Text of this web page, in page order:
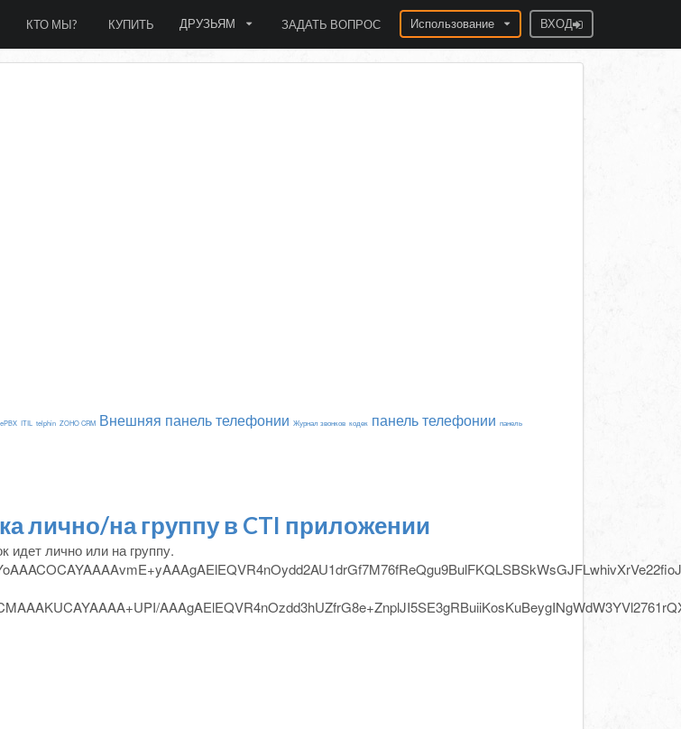
КТО МЫ? КУПИТЬ ДРУЗЬЯМ ЗАДАТЬ ВОПРОС Использование ВХОД
ITIL telphin ZOHO CRM Внешняя панель телефонии Журнал звонков кодек панель телефонии панель
лично/на группу в CTI приложении
идет лично или на группу.